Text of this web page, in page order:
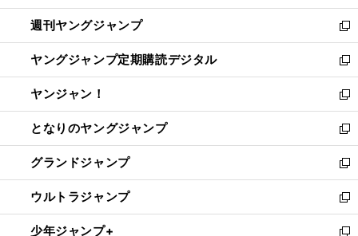
開
く
ウ
で
開
く
ン
ド
ウ
で
開
く
ウ
ィ
ン
ド
ウ
で
開
く
週刊ヤングジャンプ
新
し
い
ウ
ィ
ン
ド
ウ
で
開
く
ヤングジャンプ定期購読デジタル
新
し
い
ウ
ィ
ン
ド
ウ
で
開
く
ヤンジャン！
新
し
い
ウ
ィ
ン
ド
ウ
で
となりのヤングジャンプ
新
し
い
ウ
ィ
ン
ド
グランドジャンプ
新
し
い
ウ
ィ
ウルトラジャンプ
新
し
少年ジャンプ+